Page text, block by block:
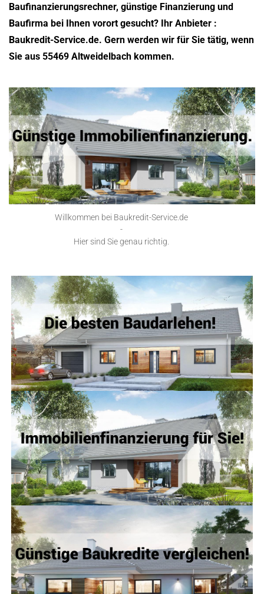
Baufinanzierungsrechner, günstige Finanzierung und
Baufirma bei Ihnen vorort gesucht? Ihr Anbieter :
Baukredit-Service.de. Gern werden wir für Sie tätig, wenn
Sie aus 55469 Altweidelbach kommen.
Willkommen bei Baukredit-Service.de
-
Hier sind Sie genau richtig.